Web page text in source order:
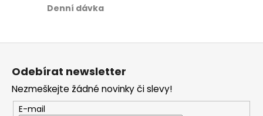
Denní dávka
Z
Odebírat newsletter
Nezmeškejte žádné novinky či slevy!
E-mail